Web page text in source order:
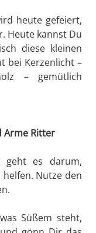
heute gefeiert,
Heute kannst Du
diese kleinen
bei Kerzenlicht –
– gemütlich
Arme Ritter
geht es darum,
Nutze den
Süßem steht,